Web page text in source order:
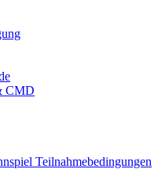
CMD
Teilnahmebedingungen